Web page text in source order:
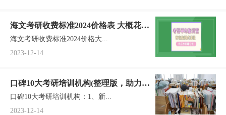
海文考研收费标准2024价格表 大概花多
少钱
海文考研收费标准2024价格大...
2023-12-14
口碑10大考研培训机构(整理版，助力
2025考研上岸成功)
口碑10大考研培训机构：1、新...
2023-12-14